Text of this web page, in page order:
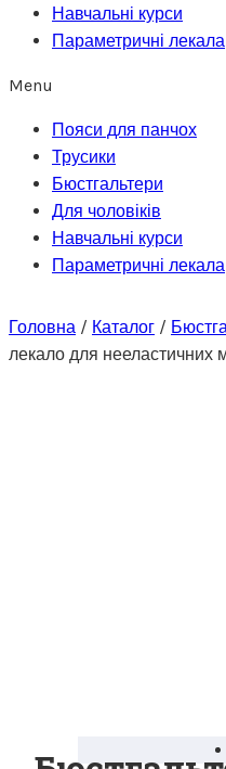
Навчальні курси
Параметричні лекала
Menu
Пояси для панчох
Трусики
Бюстгальтери
Для чоловіків
Навчальні курси
Параметричні лекала
Головна / Каталог /
лекало для нееластичних